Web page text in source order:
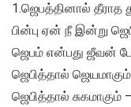
1.ஜெபத்தினால் தீராத
பின்பு ஏன் நீ இன்று
ஜெபம் என்பது ஜீவன்
ஜெபித்தால் ஜெயமாகும்
ஜெபித்தால் சுகமாகும்